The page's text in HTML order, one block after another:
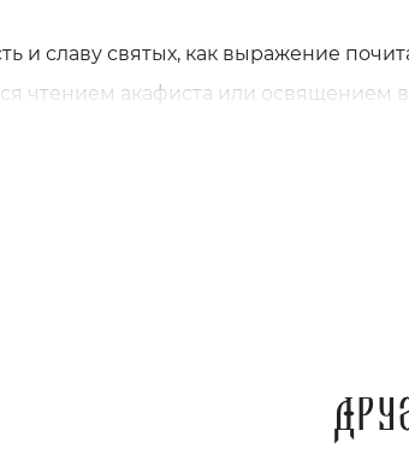
и славу святых, как выражение
чтением акафиста или освящением
для этого специальную форму.